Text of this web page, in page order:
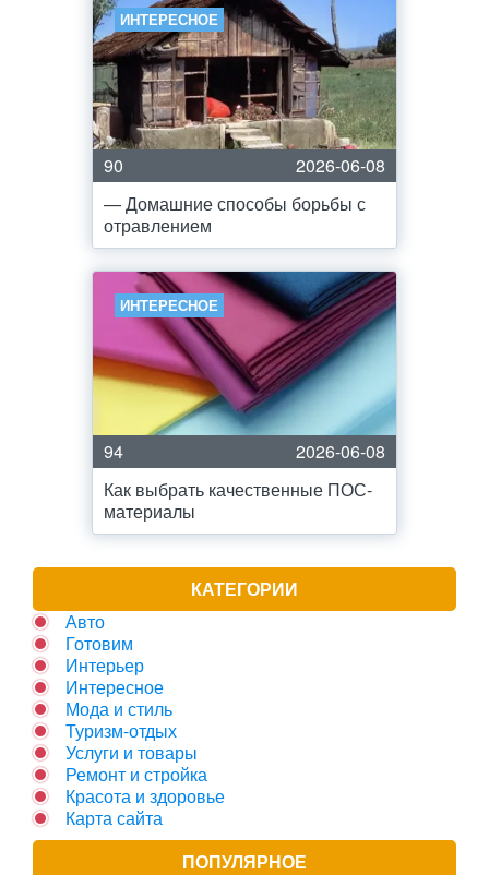
ИНТЕРЕСНОЕ
90
2026-06-08
— Домашние способы борьбы с
отравлением
ИНТЕРЕСНОЕ
94
2026-06-08
Как выбрать качественные ПОС-
материалы
КАТЕГОРИИ
Авто
Готовим
Интерьер
Интересное
Мода и стиль
Туризм-отдых
Услуги и товары
Ремонт и стройка
Красота и здоровье
Карта сайта
ПОПУЛЯРНОЕ